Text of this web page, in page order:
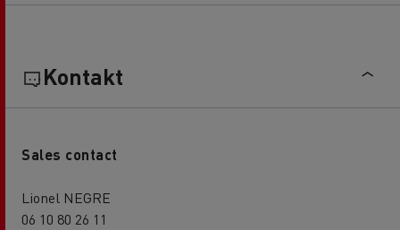
Kontakt
Sales contact
Lionel NEGRE
06 10 80 26 11